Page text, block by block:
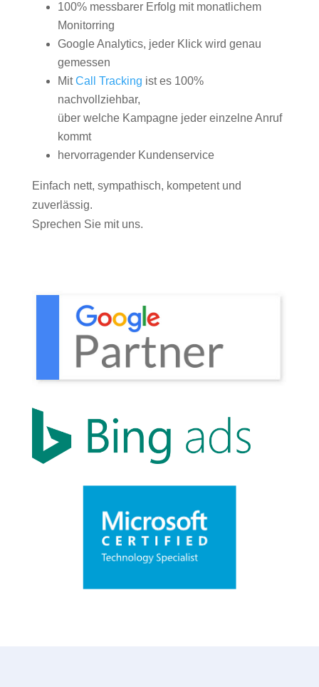
100% messbarer Erfolg mit monatlichem
Monitorring
Google Analytics, jeder Klick wird genau
gemessen
MitCall Tracking ist es 100%
nachvollziehbar,
über welche Kampagne jeder einzelne Anruf
kommt
hervorragender Kundenservice
Einfach nett, sympathisch, kompetent und
zuverlässig.
Sprechen Sie mit uns.